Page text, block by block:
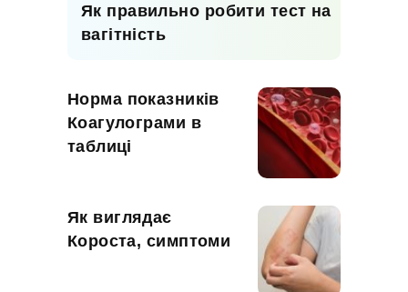
Як правильно робити тест на
вагітність
Норма показників
Коагулограми в
таблиці
Як виглядає
Короста, симптоми